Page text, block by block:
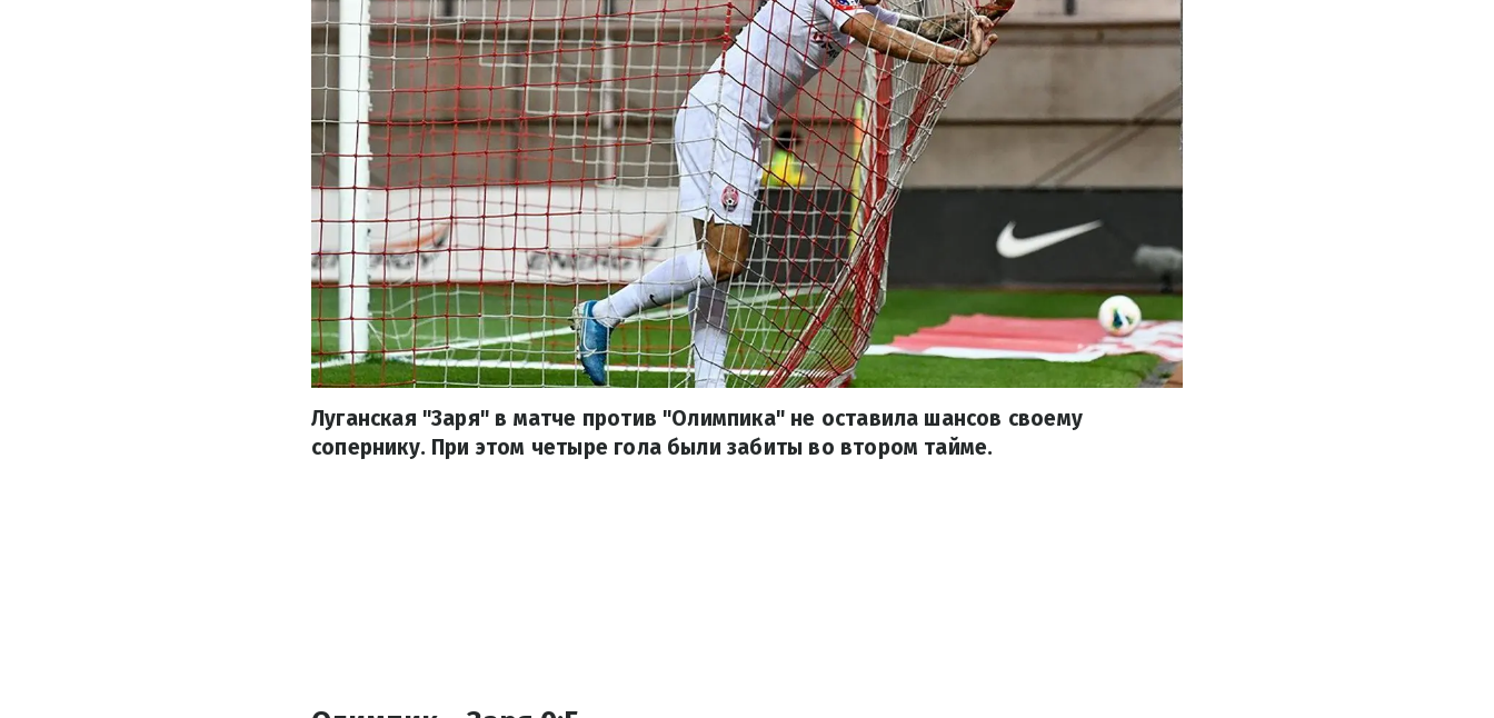
Луганская "Заря" в матче против "Олимпика" не оставила шансов своему
сопернику. При этом четыре гола были забиты во втором тайме.